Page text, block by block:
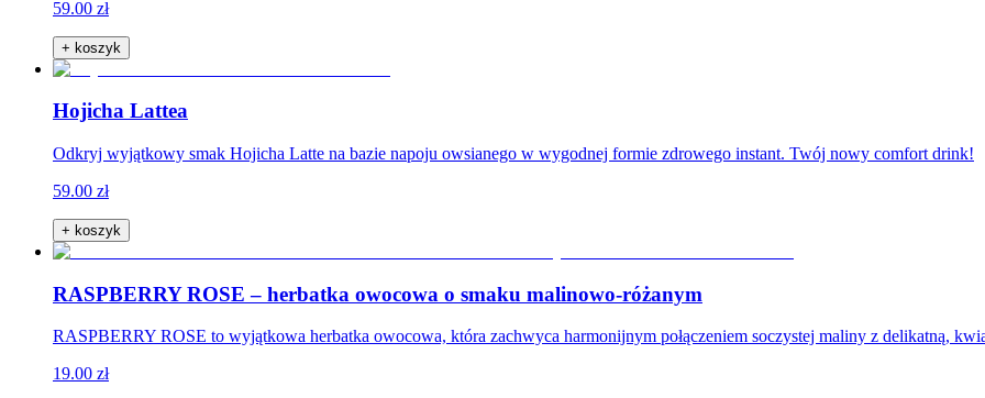
59.00 zł
+ koszyk
Hojicha Lattea
Odkryj wyjątkowy smak Hojicha Latte na bazie napoju owsianego w wygodnej formie zdrowego instant. Twój nowy comfort drink!
59.00 zł
+ koszyk
RASPBERRY ROSE – herbatka owocowa o smaku malinowo-różanym
RASPBERRY ROSE to wyjątkowa herbatka owocowa, która zachwyca harmonijnym połączeniem soczystej maliny z delikatną,
19.00 zł